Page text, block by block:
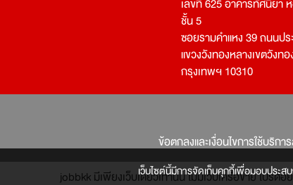
เว็บไซต์นี้มีการจัดเก็บคุกกี้เพื่อมอบประ
หางาน เจ้าหน้าที่รักษาความปลอดภัย
โปรแกรมเมอร์
หางาน กุ๊ก
หางาน นักศึกษาฝึ
หางาน Mobile
Developer
บริการสรรหาพนั
บริษัทจัดหางาน
เลขที่ 625 อาคารทัศนียา
ชั้น 5
ซอยรามคำแหง 39 ถนนป
แขวงวังทองหลางเขตวังท
กรุงเทพฯ 10310
ข้อตกลงและเงื่อนไขการใช้บริก
jobbkk มีเพียงเว็บเดียวเท่านั้น ไม่มีเว็บเครือข่าย โป